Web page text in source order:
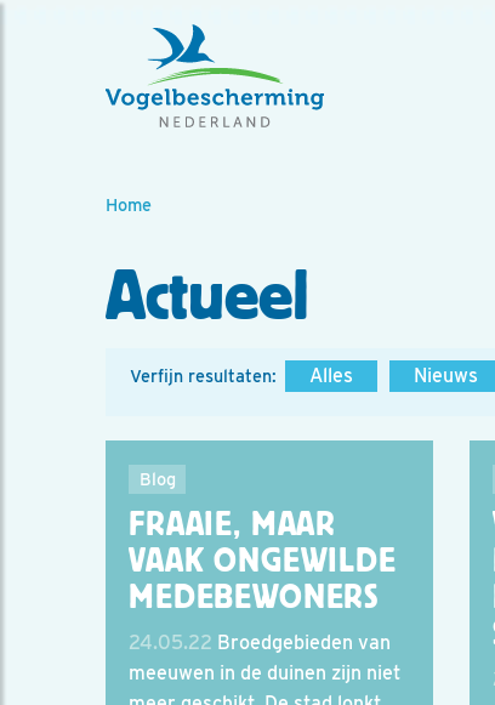
Home
Actueel
Verfijn resultaten: Alles Nieuws
Blog
FRAAIE, MAAR
VAAK ONGEWILDE
MEDEBEWONERS
24.05.22 Broedgebieden van
meeuwen in de duinen zijn niet